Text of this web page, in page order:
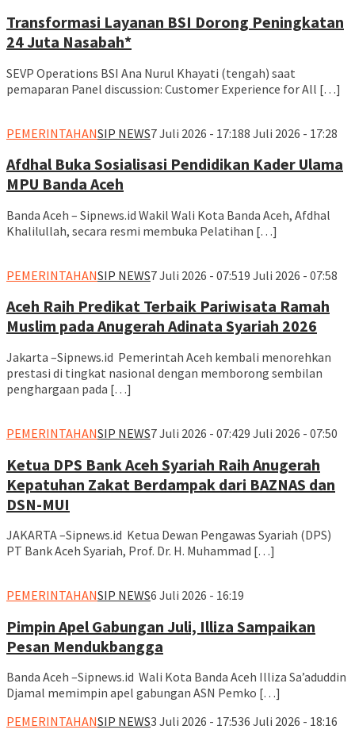
Transformasi Layanan BSI Dorong Peningkatan
24 Juta Nasabah*
SEVP Operations BSI Ana Nurul Khayati (tengah) saat
pemaparan Panel discussion: Customer Experience for All […]
PEMERINTAHANSIP NEWS7 Juli 2026 - 17:188 Juli 2026 - 17:28
Afdhal Buka Sosialisasi Pendidikan Kader Ulama
MPU Banda Aceh
Banda Aceh – Sipnews.id Wakil Wali Kota Banda Aceh, Afdhal
Khalilullah, secara resmi membuka Pelatihan […]
PEMERINTAHANSIP NEWS7 Juli 2026 - 07:519 Juli 2026 - 07:58
Aceh Raih Predikat Terbaik Pariwisata Ramah
Muslim pada Anugerah Adinata Syariah 2026
Jakarta –Sipnews.id Pemerintah Aceh kembali menorehkan
prestasi di tingkat nasional dengan memborong sembilan
penghargaan pada […]
PEMERINTAHANSIP NEWS7 Juli 2026 - 07:429 Juli 2026 - 07:50
Ketua DPS Bank Aceh Syariah Raih Anugerah
Kepatuhan Zakat Berdampak dari BAZNAS dan
DSN-MUI
JAKARTA –Sipnews.id Ketua Dewan Pengawas Syariah (DPS)
PT Bank Aceh Syariah, Prof. Dr. H. Muhammad […]
PEMERINTAHANSIP NEWS6 Juli 2026 - 16:19
Pimpin Apel Gabungan Juli, Illiza Sampaikan
Pesan Mendukbangga
Banda Aceh –Sipnews.id Wali Kota Banda Aceh Illiza Sa’aduddin
Djamal memimpin apel gabungan ASN Pemko […]
PEMERINTAHANSIP NEWS3 Juli 2026 - 17:536 Juli 2026 - 18:16